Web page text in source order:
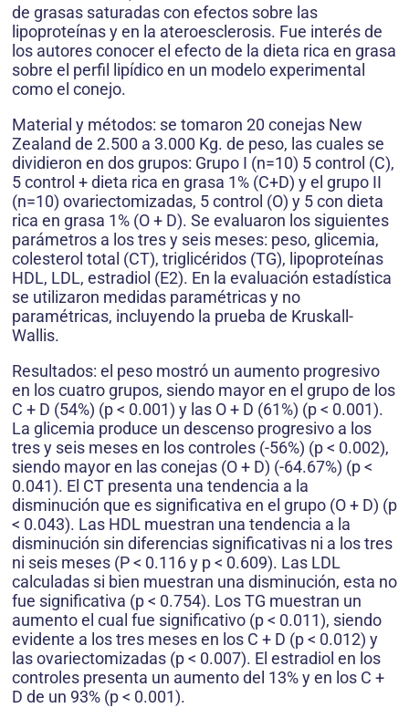
de grasas saturadas con efectos sobre las
lipoproteínas y en la ateroesclerosis. Fue interés de
los autores conocer el efecto de la dieta rica en grasa
sobre el perfil lipídico en un modelo experimental
como el conejo.
Material y métodos: se tomaron 20 conejas New
Zealand de 2.500 a 3.000 Kg. de peso, las cuales se
dividieron en dos grupos: Grupo I (n=10) 5 control (C),
5 control + dieta rica en grasa 1% (C+D) y el grupo II
(n=10) ovariectomizadas, 5 control (O) y 5 con dieta
rica en grasa 1% (O + D). Se evaluaron los siguientes
parámetros a los tres y seis meses: peso, glicemia,
colesterol total (CT), triglicéridos (TG), lipoproteínas
HDL, LDL, estradiol (E2). En la evaluación estadística
se utilizaron medidas paramétricas y no
paramétricas, incluyendo la prueba de Kruskall-
Wallis.
Resultados: el peso mostró un aumento progresivo
en los cuatro grupos, siendo mayor en el grupo de los
C + D (54%) (p < 0.001) y las O + D (61%) (p < 0.001).
La glicemia produce un descenso progresivo a los
tres y seis meses en los controles (-56%) (p < 0.002),
siendo mayor en las conejas (O + D) (-64.67%) (p <
0.041). El CT presenta una tendencia a la
disminución que es significativa en el grupo (O + D) (p
< 0.043). Las HDL muestran una tendencia a la
disminución sin diferencias significativas ni a los tres
ni seis meses (P < 0.116 y p < 0.609). Las LDL
calculadas si bien muestran una disminución, esta no
fue significativa (p < 0.754). Los TG muestran un
aumento el cual fue significativo (p < 0.011), siendo
evidente a los tres meses en los C + D (p < 0.012) y
las ovariectomizadas (p < 0.007). El estradiol en los
controles presenta un aumento del 13% y en los C +
D de un 93% (p < 0.001).